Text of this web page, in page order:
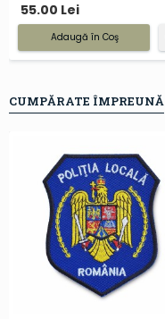
55.00 Lei
Adaugă în Coş
CUMPĂRATE ÎMPREUNĂ